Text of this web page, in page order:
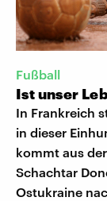
Fußball
Ist unser
In Frankreich
in dieser
kommt aus
Schachtar
Ostukraine